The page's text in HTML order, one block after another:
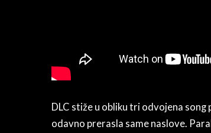
DLC stiže u obliku tri odvojena song
odavno prerasla same naslove.